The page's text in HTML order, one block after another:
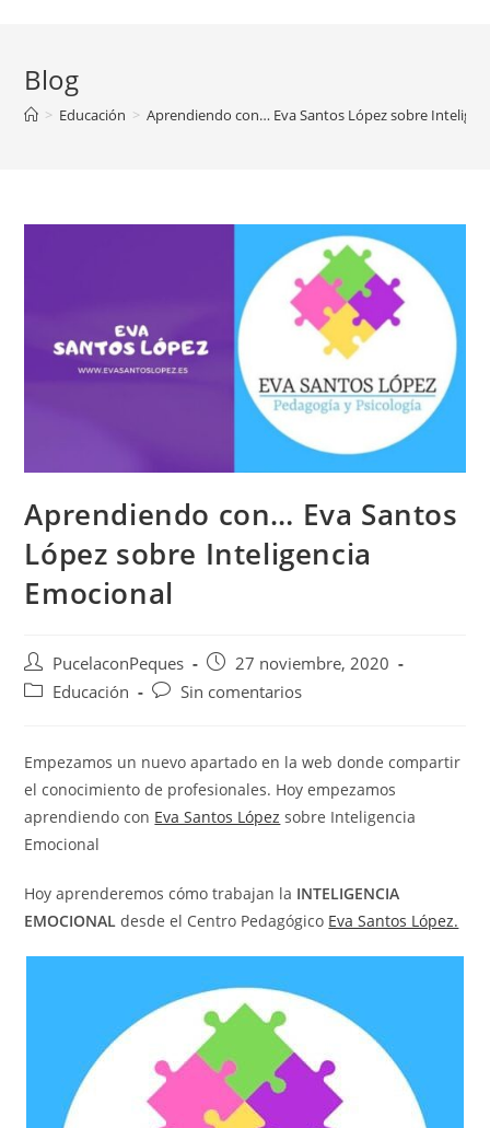
Blog
> Educación > Aprendiendo con… Eva Santos López sobre
Aprendiendo con… Eva Santos
López sobre Inteligencia
Emocional
PucelaconPeques
27 noviembre, 2020
Educación
Sin comentarios
Empezamos un nuevo apartado en la web donde compartir
el conocimiento de profesionales. Hoy empezamos
aprendiendo con Eva Santos López sobre Inteligencia
Emocional
Hoy aprenderemos cómo trabajan la INTELIGENCIA
EMOCIONAL desde el Centro Pedagógico Eva Santos López.